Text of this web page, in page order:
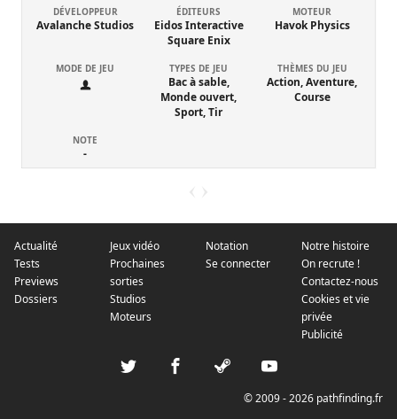
DÉVELOPPEUR
Avalanche Studios
ÉDITEURS
Eidos Interactive
Square Enix
MOTEUR
Havok Physics
MODE DE JEU TYPES DE JEU
Bac à sable,
Monde ouvert,
Sport, Tir
THÈMES DU JEU
Action, Aventure,
Course
NOTE
-
Actualité
Tests
Previews
Dossiers
Jeux vidéo
Prochaines
sorties
Studios
Moteurs
Notation
Se connecter
Notre histoire
On recrute !
Contactez-nous
Cookies et vie
privée
Publicité
© 2009 - 2026 pathfinding.fr